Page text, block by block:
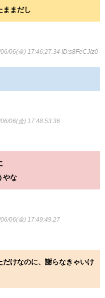
ままだし
06/06(金) 17:46:27.34 ID:s8FeCJIz0
06/06(金) 17:48:53.36
やな
06/06(金) 17:49:49.27
だけなのに、謝らなきゃいけ